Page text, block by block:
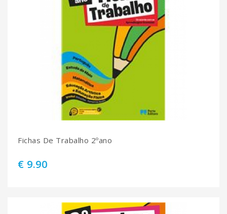
Fichas De Trabalho 2ºano
€ 9.90